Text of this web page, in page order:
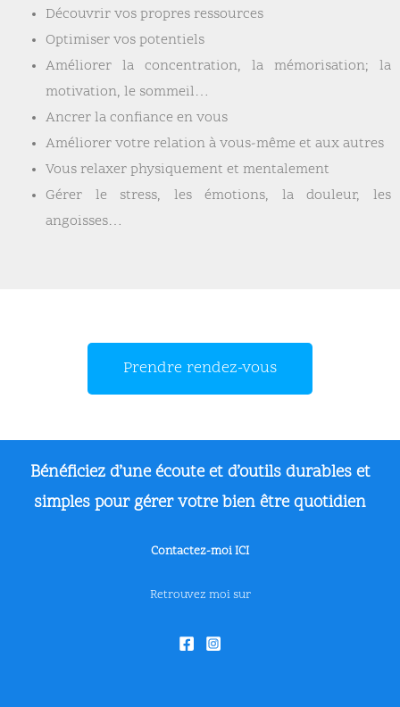
Découvrir vos propres ressources
Optimiser vos potentiels
Améliorer la concentration, la mémorisation; la
motivation, le sommeil…
Ancrer la confiance en vous
Améliorer votre relation à vous-même et aux autres
Vous relaxer physiquement et mentalement
Gérer le stress, les émotions, la douleur, les
angoisses…
Prendre rendez-vous
Bénéficiez d’une écoute et d’outils durables et
simples pour gérer votre bien êtrequotidien
Contactez-moi ICI
Retrouvez moi sur